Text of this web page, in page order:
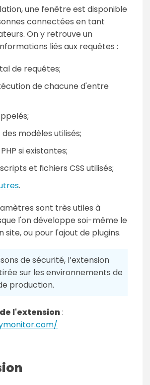
une fenêtre est disponible
connectées en tant
On y retrouve un
liés aux requêtes :
de requêtes;
de chacune d'entre
des modèles utilisés;
si existantes;
et fichiers CSS utilisés;
.
sont très utiles à
l'on développe soi-même le
site, ou pour l'ajout de plugins.
de sécurité, l’extension
sur les environnements de
production.
l'extension: